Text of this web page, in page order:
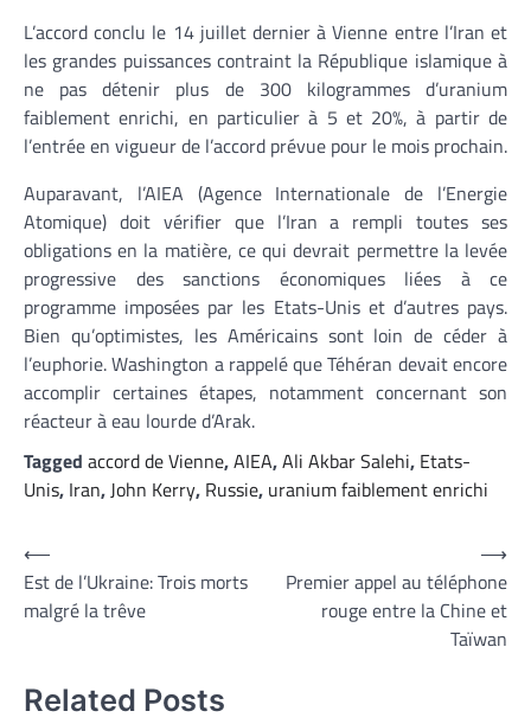
L’accord conclu le 14 juillet dernier à Vienne entre l’Iran et
les grandes puissances contraint la République islamique à
ne pas détenir plus de 300 kilogrammes d’uranium
faiblement enrichi, en particulier à 5 et 20%, à partir de
l’entrée en vigueur de l’accord prévue pour le mois prochain.
Auparavant, l’AIEA (Agence Internationale de l’Energie
Atomique) doit vérifier que l’Iran a rempli toutes ses
obligations en la matière, ce qui devrait permettre la levée
progressive des sanctions économiques liées à ce
programme imposées par les Etats-Unis et d’autres pays.
Bien qu’optimistes, les Américains sont loin de céder à
l’euphorie. Washington a rappelé que Téhéran devait encore
accomplir certaines étapes, notamment concernant son
réacteur à eau lourde d’Arak.
Tagged accord de Vienne,AIEA,Ali Akbar Salehi, Etats-
Unis, Iran,John Kerry, Russie, uranium faiblement enrichi
Navigation
de
l’article
⟵
Est de l’Ukraine: Trois morts
malgré la trêve
Premier appel au téléphone
rouge entre la Chine et
Taïwan
⟶
Related Posts